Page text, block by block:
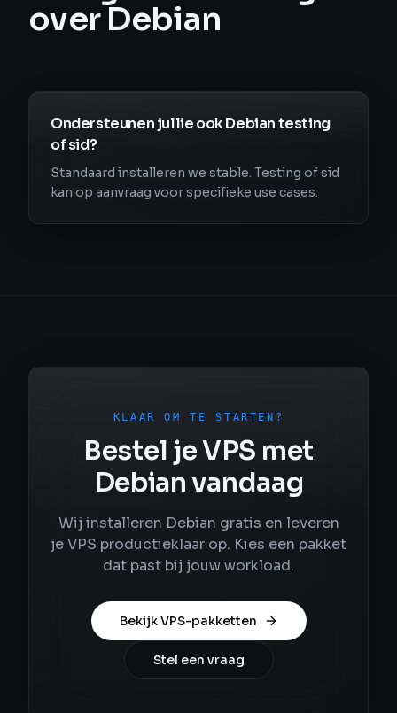
over Debian
Ondersteunen jullie ook Debian testing
of sid?
Standaard installeren we stable. Testing of sid
kan op aanvraag voor specifieke use cases.
KLAAR OM TE STARTEN?
Bestel je VPS met
Debian vandaag
Wij installeren Debian gratis en leveren
je VPS productieklaar op. Kies een pakket
dat past bij jouw workload.
Bekijk VPS-pakketten
Stel een vraag